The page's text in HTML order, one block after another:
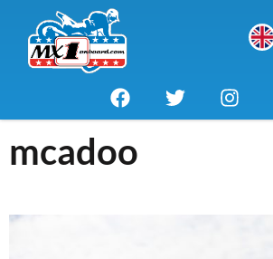
mcadoo